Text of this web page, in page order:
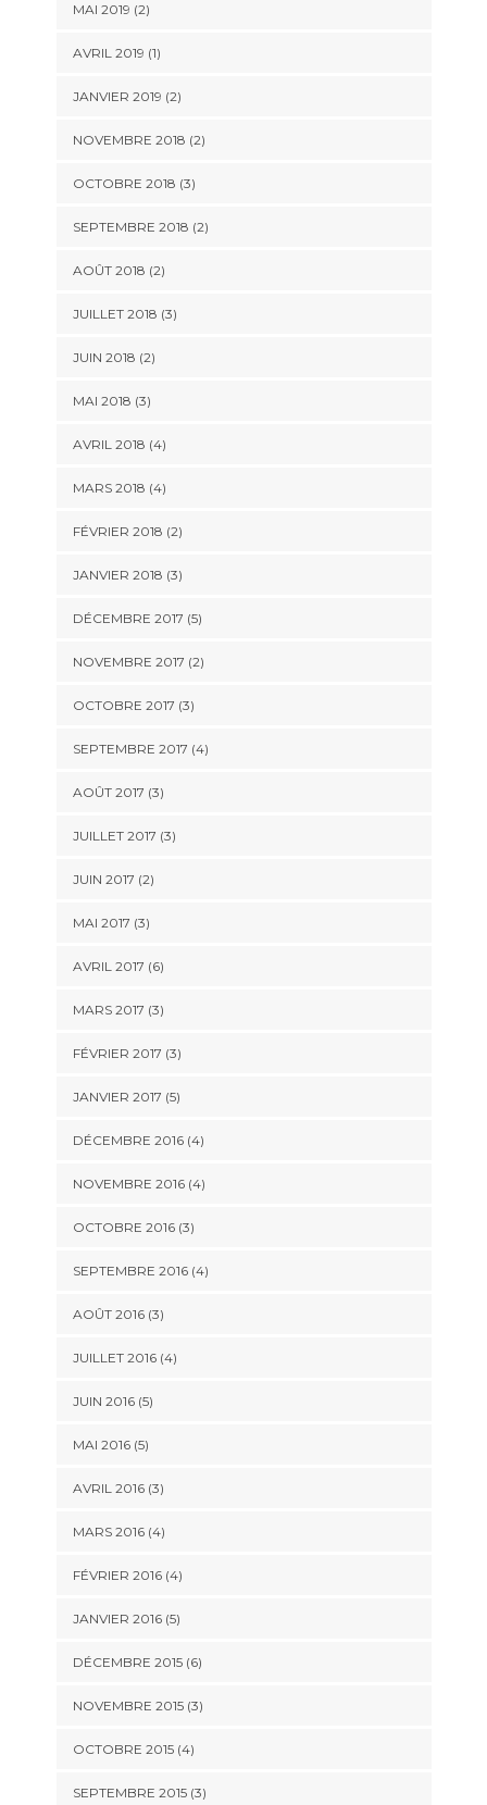
MAI 2019 (2)
AVRIL 2019 (1)
JANVIER 2019 (2)
NOVEMBRE 2018 (2)
OCTOBRE 2018 (3)
SEPTEMBRE 2018 (2)
AOÛT 2018 (2)
JUILLET 2018 (3)
JUIN 2018 (2)
MAI 2018 (3)
AVRIL 2018 (4)
MARS 2018 (4)
FÉVRIER 2018 (2)
JANVIER 2018 (3)
DÉCEMBRE 2017 (5)
NOVEMBRE 2017 (2)
OCTOBRE 2017 (3)
SEPTEMBRE 2017 (4)
AOÛT 2017 (3)
JUILLET 2017 (3)
JUIN 2017 (2)
MAI 2017 (3)
AVRIL 2017 (6)
MARS 2017 (3)
FÉVRIER 2017 (3)
JANVIER 2017 (5)
DÉCEMBRE 2016(4)
NOVEMBRE 2016(4)
OCTOBRE 2016(3)
SEPTEMBRE 2016(4)
AOÛT 2016(3)
JUILLET 2016(4)
JUIN 2016(5)
MAI 2016(5)
AVRIL 2016(3)
MARS 2016(4)
FÉVRIER 2016(4)
JANVIER 2016(5)
DÉCEMBRE 2015(6)
NOVEMBRE 2015(3)
OCTOBRE 2015(4)
SEPTEMBRE 2015(3)